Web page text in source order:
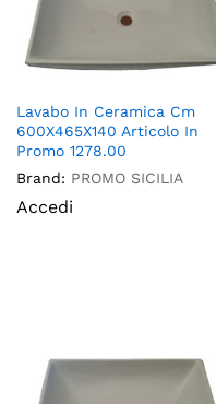
Lavabo In Ceramica Cm
600X465X140 Articolo In
Promo 1278.00
Brand: PROMO SICILIA
Accedi